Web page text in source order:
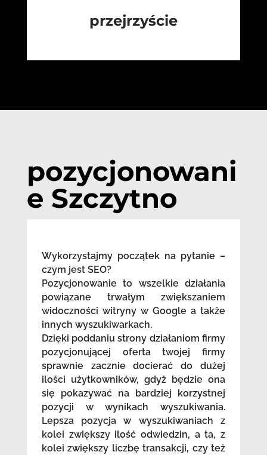
przejrzyście
pozycjonowani
e Szczytno
Wykorzystajmy początek na pytanie –
czym jest SEO?
Pozycjonowanie to wszelkie działania
powiązane trwałym zwiększaniem
widoczności witryny w Google a także
innych wyszukiwarkach.
Dzięki poddaniu strony działaniom firmy
pozycjonującej oferta twojej firmy
sprawnie zacznie docierać do dużej
ilości użytkowników, gdyż będzie ona
się pokazywać na bardziej korzystnej
pozycji w wynikach wyszukiwania.
Lepsza pozycja w wyszukiwaniach z
kolei zwiększy ilość odwiedzin, a ta, z
kolei zwiększy liczbę transakcji, czy też